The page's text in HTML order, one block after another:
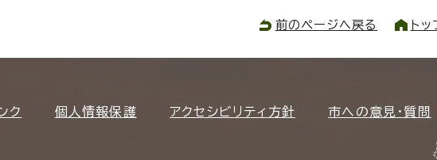
前のページへ戻る ト
ク 個人情報保護 アクセシビリティ方針 市への意見・質問